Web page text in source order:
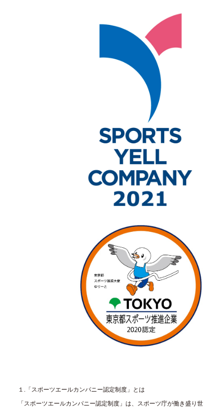
１.「スポーツエールカンパニー認定制度」とは
「スポーツエールカンパニー認定制度」は、スポーツ庁が働き盛り世